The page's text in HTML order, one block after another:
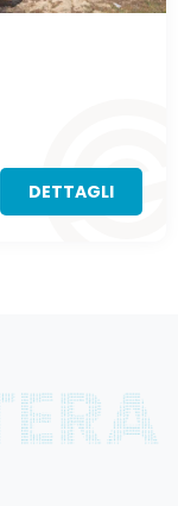
DETTAGLI